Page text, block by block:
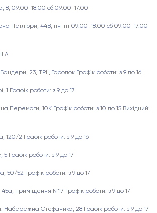
8, 09:00-18:00 сб 09:00-17:00
Петлюри, 44В, пн-пт 09:00-18:00 сб 09:00-17:00
23, ТРЦ Городок Графік роботи: з 9 до 16
1 Графік роботи: з 9 до 17
Перемоги, 10К Графік роботи: з 10 до 15 Вихідний:
120/2 Графік роботи: з 9 до 16
Графік роботи: з 9 до 17
50/52 Графік роботи: з 9 до 17
45а, приміщення №17 Графік роботи: з 9 до 17
Набережна Стефаника, 28 Графік роботи: з 9 до 17